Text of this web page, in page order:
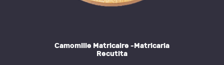
Camomille Matricaire -Matricaria
Recutita